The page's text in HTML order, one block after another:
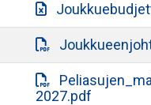
2027.pdf